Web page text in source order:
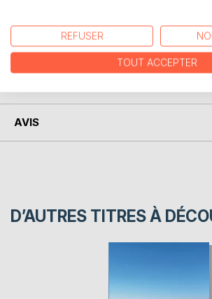
AUTEUR(S)
AVIS
D’AUTRES TITRES À
REFUSER
TOUT ACCEPTER